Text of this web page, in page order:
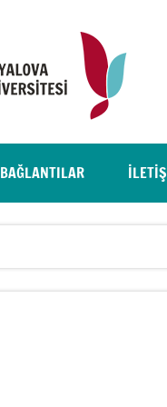
BAĞLANTILAR